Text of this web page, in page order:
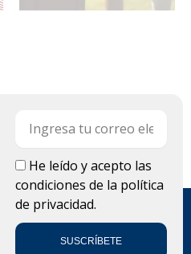
LOPDHe leído y acepto las
condiciones de la política
de privacidad.
SUSCRÍBETE